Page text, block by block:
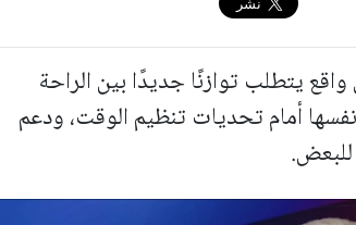
واقع يتطلب توازنًا جديدًا بين الراحة
أمام تحديات تنظيم الوقت، ودعم
للبعض.